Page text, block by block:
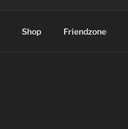
Shop Friendzone